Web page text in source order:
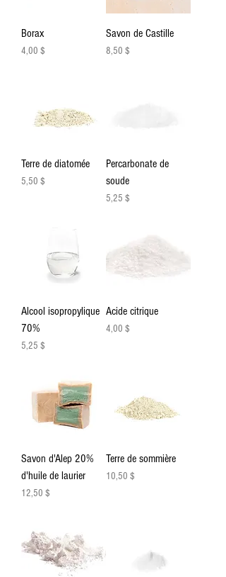
Borax
Prix
4,00 $
Savon de Castille
Prix
8,50 $
Terre de diatomée
Prix
5,50 $
Percarbonate de
soude
Prix
5,25 $
Alcool isopropylique
70%
Prix
5,25 $
Acide citrique
Prix
4,00 $
Savon d'Alep 20%
d'huile de laurier
Prix
12,50 $
Terre de sommière
Prix
10,50 $